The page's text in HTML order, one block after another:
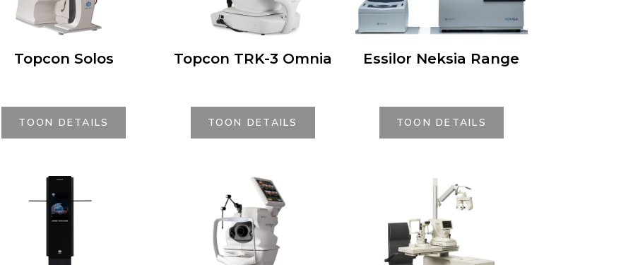
Topcon Solos
TOON DETAILS
Topcon TRK-3 Omnia
TOON DETAILS
Essilor Neksia Range
TOON DETAILS